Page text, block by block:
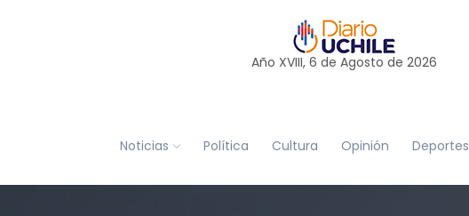
Año XVIII, 6 de Agosto de 2026
Noticias Política Cultura Opinión Deportes